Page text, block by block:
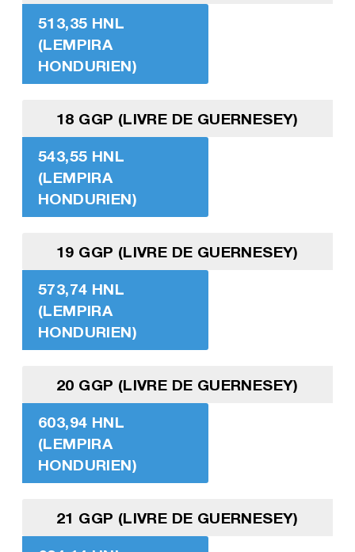
513,35 HNL
(LEMPIRA
HONDURIEN)
18 GGP (LIVRE DE GUERNESEY)
543,55 HNL
(LEMPIRA
HONDURIEN)
19 GGP (LIVRE DE GUERNESEY)
573,74 HNL
(LEMPIRA
HONDURIEN)
20 GGP (LIVRE DE GUERNESEY)
603,94 HNL
(LEMPIRA
HONDURIEN)
21 GGP (LIVRE DE GUERNESEY)